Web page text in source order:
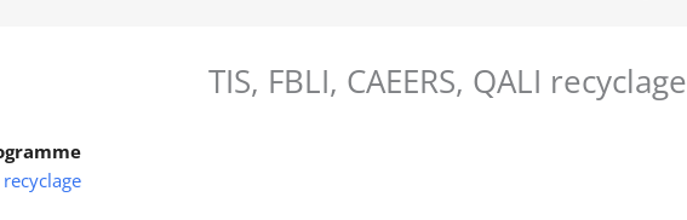
TIS, FBLI, CAEERS, QALI recyclage
recyclage